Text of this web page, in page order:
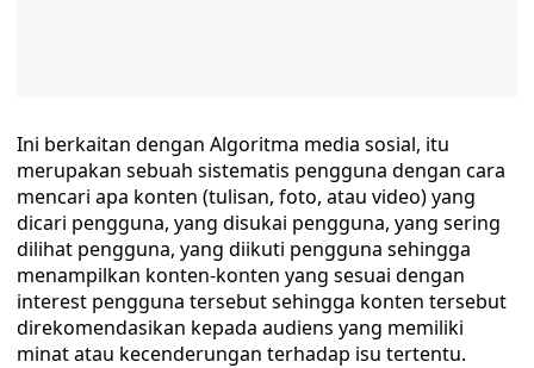
Ini berkaitan dengan Algoritma media sosial, itu
merupakan sebuah sistematis pengguna dengan cara
mencari apa konten (tulisan, foto, atau video) yang
dicari pengguna, yang disukai pengguna, yang sering
dilihat pengguna, yang diikuti pengguna sehingga
menampilkan konten-konten yang sesuai dengan
interest pengguna tersebut sehingga konten tersebut
direkomendasikan kepada audiens yang memiliki
minat atau kecenderungan terhadap isu tertentu.